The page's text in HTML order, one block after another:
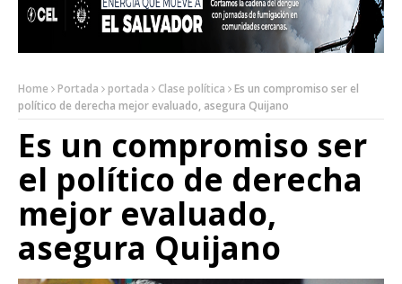
Home Portada portada Clase política
Es un compromiso ser el
político de derecha mejor evaluado, asegura Quijano
Es un compromiso ser
el político de derecha
mejor evaluado,
asegura Quijano